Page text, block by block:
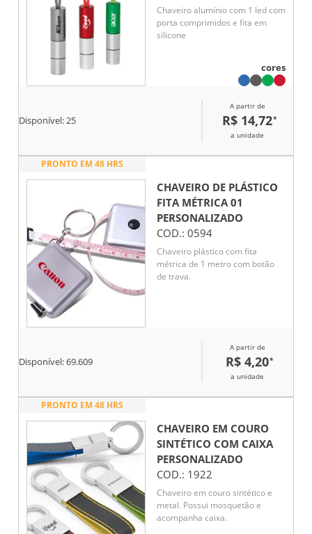
Chaveiro alumínio com 1 led com
porta comprimidos e fita em
silicone
cores
Disponível:25
A partir de
R$ 14,72*
a unidade
PRONTO EM 48 HRS
CHAVEIRO DE PLÁSTICO
FITA MÉTRICA 01
PERSONALIZADO
COD.: 0594
Chaveiro plástico com fita
métrica de 1 metro com botão
de trava.
Disponível:69.609
A partir de
R$ 4,20*
a unidade
PRONTO EM 48 HRS
CHAVEIRO EM COURO
SINTÉTICO COM CAIXA
PERSONALIZADO
COD.: 1922
Chaveiro em couro sintético e
metal. Possui mosquetão e
acompanha caixa.